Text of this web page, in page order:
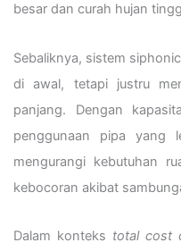
besar dan curah hujan
Sebaliknya, sistem
di awal, tetapi justru
panjang. Dengan
penggunaan pipa yang
mengurangi kebutuhan
kebocoran akibat
Dalam konteks total cost